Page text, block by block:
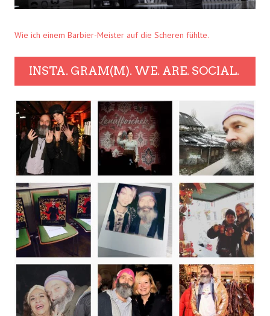
Wie ich einem Barbier-Meister auf die Scheren fühlte.
INSTA. GRAM(M). WE. ARE. SOCIAL.